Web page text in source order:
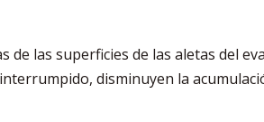
de las superficies de las aletas del
disminuyen la